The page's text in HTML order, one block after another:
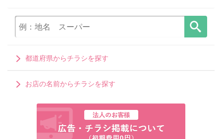
都道府県からチラシを探す
お店の名前からチラシを探す